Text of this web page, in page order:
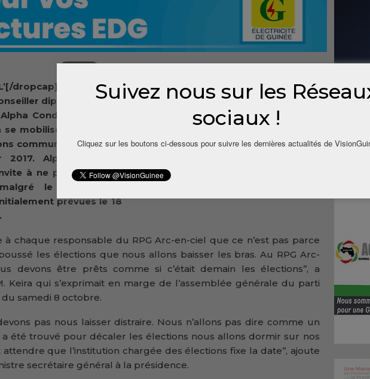
dropcap]ancien
diplomatique du
Condé appelle les
mobiliser en prélude
communales prévues
Alpha Ibrahima
à ne pas se laisser
le report des
prévues le 18
à chaque responsable du RPG Arc-en-ciel que ce n’est pas parce
les élections que nous allons baisser les bras. Au RPG Arc-
devons être prêts comme si c’était demain les élections’’, a
Keira qui s’exprimait en marge de l’assemblée générale du parti
samedi 8 octobre.
devons pas nous laisser distraire. Nous n’allons pas dire comme un
a été trouvé pour décaler les élections nous allons dormir sur nos
que l’institution chargée des élections fixe la date’’, ajoute
secrétaire général à la présidence.
Suivez nous sur les
sociaux !
Cliquez sur les boutons ci-dessous pour suivre les dernières actualités de